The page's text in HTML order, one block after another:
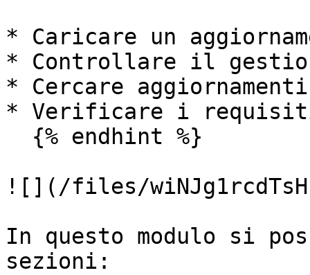
* Caricare un
* Controllare il
* Cercare aggiornamenti
* Verificare i
![](/files/
In questo modulo si
sezioni: